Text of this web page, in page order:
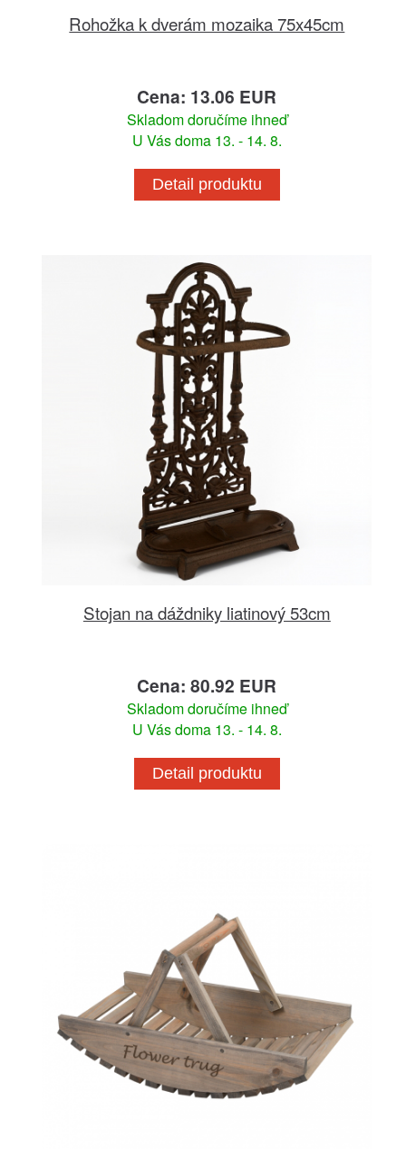
Rohožka k dverám mozaika 75x45cm
Cena: 13.06 EUR
Skladom doručíme ihneď
U Vás doma 13. - 14. 8.
Detail produktu
Stojan na dáždniky liatinový 53cm
Cena: 80.92 EUR
Skladom doručíme ihneď
U Vás doma 13. - 14. 8.
Detail produktu